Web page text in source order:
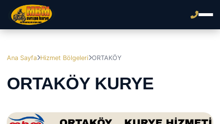
Ana Sayfa Hizmet Bölgeleri ORTAKÖY
ORTAKÖY KURYE